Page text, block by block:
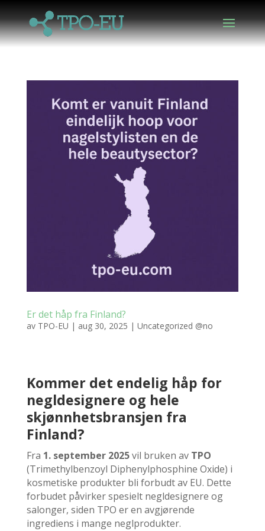
Er det håp fra Finland?
av TPO-EU | aug 30, 2025 | Uncategorized @no
Kommer det endelig håp for
negldesignere og hele
skjønnhetsbransjen fra
Finland?
Fra 1. september 2025vil bruken av TPO
(Trimethylbenzoyl Diphenylphosphine Oxide) i
kosmetiske produkter bli forbudt av EU. Dette
forbudet påvirker spesielt negldesignere og
salonger, siden TPO er en avgjørende
ingrediens i mange neglprodukter.